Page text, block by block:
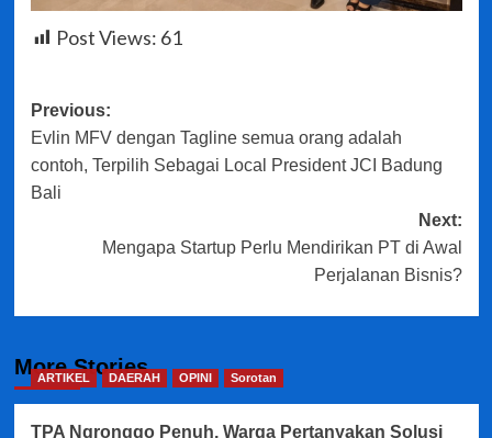
Post Views: 61
Post
navigation
Previous:
Evlin MFV dengan Tagline semua orang adalah
contoh, Terpilih Sebagai Local President JCI Badung
Bali
Next:
Mengapa Startup Perlu Mendirikan PT di Awal
Perjalanan Bisnis?
More Stories
ARTIKEL DAERAH OPINI Sorotan
TPA Ngronggo Penuh, Warga Pertanyakan Solusi